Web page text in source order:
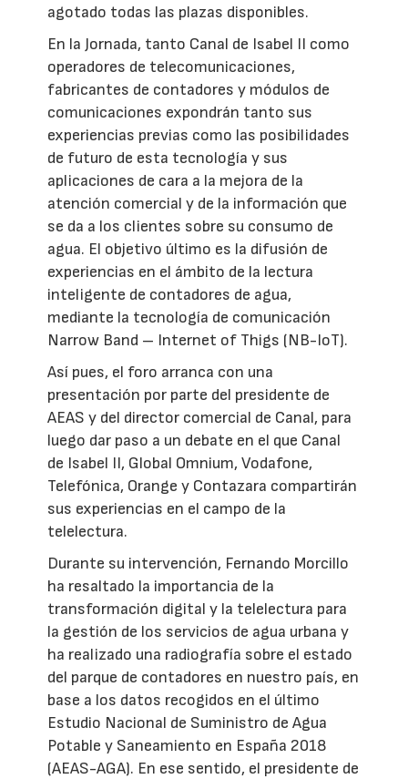
agotado todas las plazas disponibles.
En la Jornada, tanto Canal de Isabel II como
operadores de telecomunicaciones,
fabricantes de contadores y módulos de
comunicaciones expondrán tanto sus
experiencias previas como las posibilidades
de futuro de esta tecnología y sus
aplicaciones de cara a la mejora de la
atención comercial y de la información que
se da a los clientes sobre su consumo de
agua. El objetivo último es la difusión de
experiencias en el ámbito de la lectura
inteligente de contadores de agua,
mediante la tecnología de comunicación
Narrow Band – Internet of Thigs (NB-IoT).
Así pues, el foro arranca con una
presentación por parte del presidente de
AEAS y del director comercial de Canal, para
luego dar paso a un debate en el que Canal
de Isabel II, Global Omnium, Vodafone,
Telefónica, Orange y Contazara compartirán
sus experiencias en el campo de la
telelectura.
Durante su intervención, Fernando Morcillo
ha resaltado la importancia de la
transformación digital y la telelectura para
la gestión de los servicios de agua urbana y
ha realizado una radiografía sobre el estado
del parque de contadores en nuestro país, en
base a los datos recogidos en el último
Estudio Nacional de Suministro de Agua
Potable y Saneamiento en España 2018
(AEAS-AGA). En ese sentido, el presidente de